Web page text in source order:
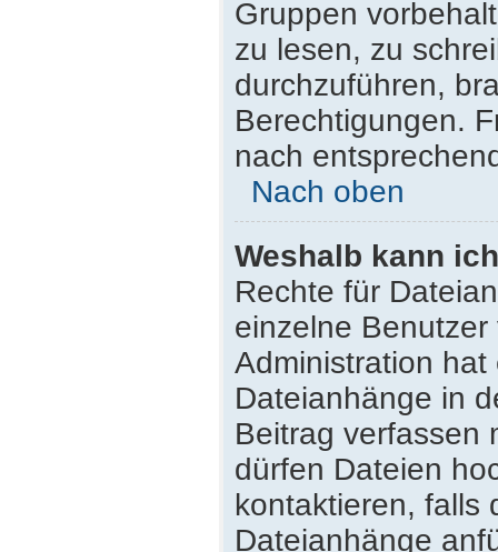
Gruppen
zu lesen, zu
durchzuführen,
Berechtigungen.
nach
Nach oben
Weshalb kann
Rechte für
einzelne
Administration
Dateianhänge in
Beitrag verfassen
dürfen Dateien
kontaktieren, falls
Dateianhänge